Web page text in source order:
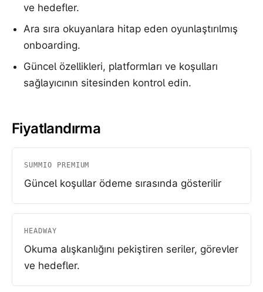
ve hedefler.
Ara sıra okuyanlara hitap eden oyunlaştırılmış
onboarding.
Güncel özellikleri, platformları ve koşulları
sağlayıcının sitesinden kontrol edin.
Fiyatlandırma
SUMMIO PREMIUM
Güncel koşullar ödeme sırasında gösterilir
HEADWAY
Okuma alışkanlığını pekiştiren seriler, görevler
ve hedefler.